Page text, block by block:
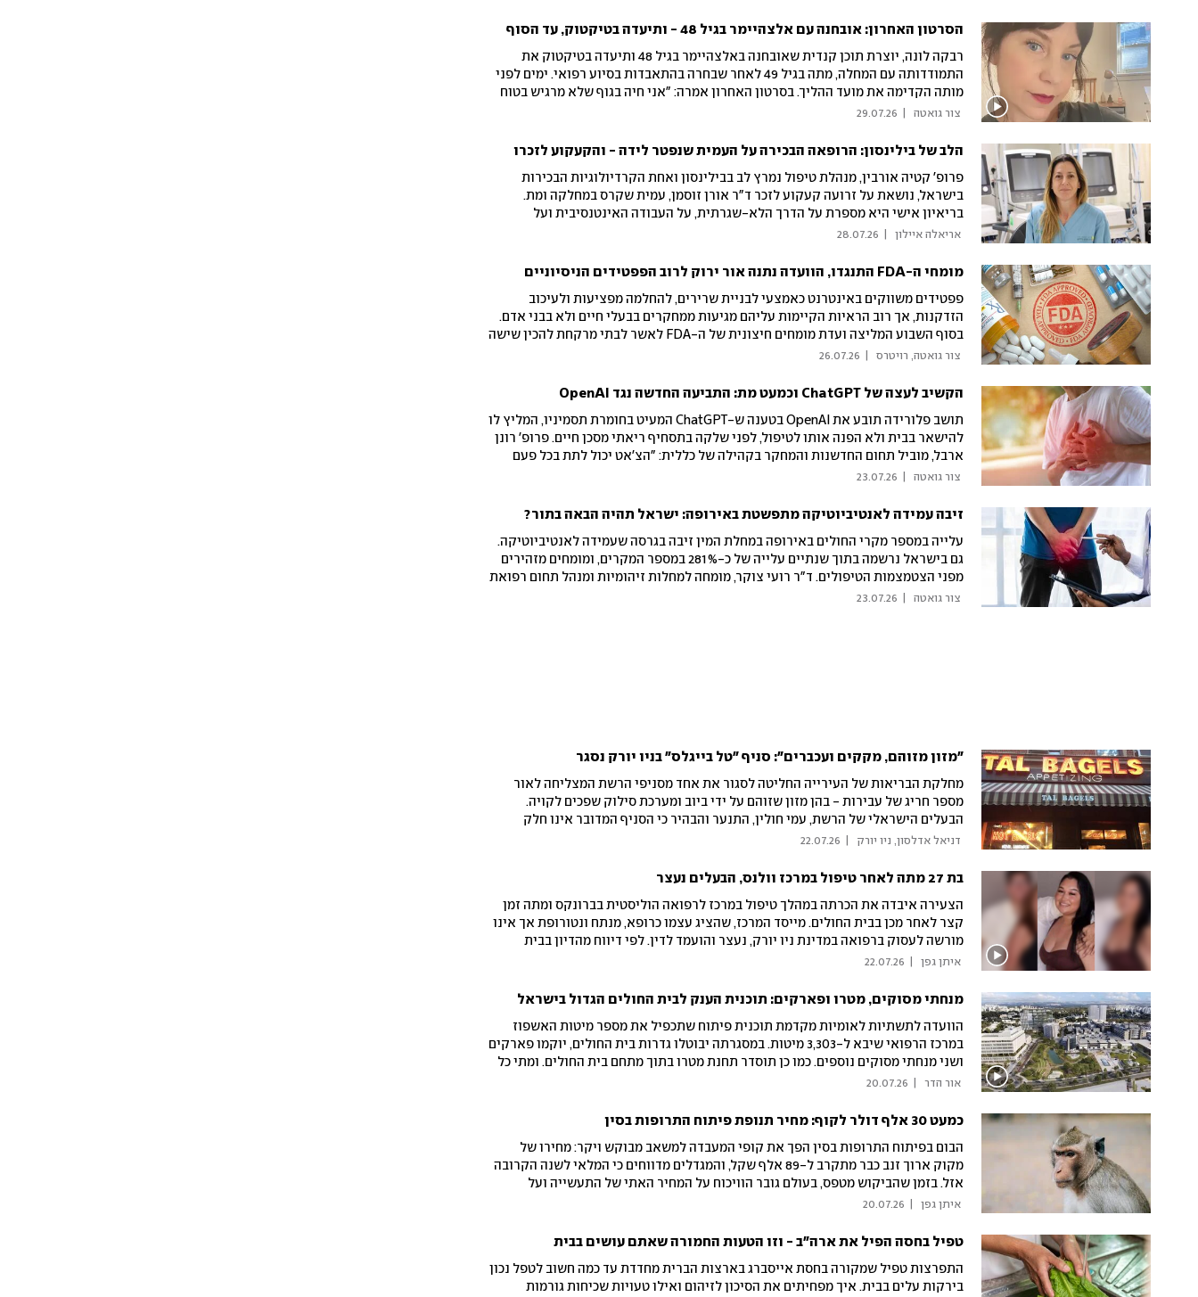
הסרטון האחרון: אובחנה עם אלצהיימר בגיל 48 - ותיעדה בטיקטוק, עד הסוף
רבקה לונה, יוצרת תוכן קנדית שאובחנה באלצהיימר בגיל 48 ותיעדה בטיקטוק את
התמודדותה עם המחלה, מתה בגיל 49 לאחר שבחרה בהתאבדות בסיוע רפואי. ימים לפני
מותה הקדימה את מועד ההליך. בסרטון האחרון אמרה: "אני חיה בגוף שלא מרגיש בטוח
או טוב בשום צורה. המחשבה שאצטרך לחכות עוד שבועיים קשה מדי"
צור גואטה 29.07.26
הלב של בילינסון: הרופאה הבכירה על העמית שנפטר לידה - והקעקוע לזכרו
פרופ' קטיה אורבין, מנהלת טיפול נמרץ לב בבילינסון ואחת הקרדיולוגיות הבכירות
בישראל, נושאת על זרועה קעקוע לזכר ד"ר אורן זוסמן, עמית שקרס במחלקה ומת.
בריאיון אישי היא מספרת על הדרך הלא-שגרתית, על העבודה האינטנסיבית ועל
ההתלבטות אם להישאר בישראל: "השאיפה לאיכות חיים כל כך נחרצת"
אריאלה איילון 28.07.26
מומחי ה-FDA התנגדו, הוועדה נתנה אור ירוק לרוב הפפטידים הניסיוניים
פפטידים משווקים באינטרנט כאמצעי לבניית שרירים, להחלמה מפציעות ולעיכוב
הזדקנות, אך רוב הראיות הקיימות עליהם מגיעות ממחקרים בבעלי חיים ולא בבני אדם.
בסוף השבוע המליצה ועדת מומחים חיצונית של ה-FDA לאשר לבתי מרקחת להכין שישה
מהם עבור מטופלים בעלי מרשם, בניגוד לעמדת מדעני הסוכנות עצמה. ההחלטה הסופית
צור גואטה, רויטרס 26.07.26
הקשיב לעצה של ChatGPT וכמעט מת: התביעה החדשה נגד OpenAI
תושב פלורידה תובע את OpenAI בטענה ש-ChatGPT המעיט בחומרת תסמיניו, המליץ לו
להישאר בבית ולא הפנה אותו לטיפול, לפני שלקה בתסחיף ריאתי מסכן חיים. פרופ' רונן
ארבל, מוביל תחום החדשנות והמחקר בקהילה של כללית: "הצ'אט יכול לתת בכל פעם
תשובה אחרת, משום שכך המודל עובד. הוא עלול לטעות ולהטעות"
צור גואטה 23.07.26
זיבה עמידה לאנטיביוטיקה מתפשטת באירופה: ישראל תהיה הבאה בתור?
עלייה במספר מקרי החולים באירופה במחלת המין זיבה בגרסה שעמידה לאנטיביוטיקה.
גם בישראל נרשמה בתוך שנתיים עלייה של כ-281% במספר המקרים, ומומחים מזהירים
מפני הצטמצמות הטיפולים. ד"ר רועי צוקר, מומחה למחלות זיהומיות ומנהל תחום רפואת
להט"ב באיכילוב: "לאור המגמות בעולם, נראה שזה רק עניין של זמן עד שנראה עמידות
צור גואטה 23.07.26
"מזון מזוהם, מקקים ועכברים": סניף "טל בייגלס" בניו יורק נסגר
מחלקת הבריאות של העירייה החליטה לסגור את אחד מסניפי הרשת המצליחה לאור
מספר חריג של עבירות - בהן מזון שזוהם על ידי ביוב ומערכת סילוק שפכים לקויה.
הבעלים הישראלי של הרשת, עמי חולין, התנער והבהיר כי הסניף המדובר אינו חלק
דניאל אדלסון, ניו יורק 22.07.26
בת 27 מתה לאחר טיפול במרכז וולנס, הבעלים נעצר
הצעירה איבדה את הכרתה במהלך טיפול במרכז לרפואה הוליסטית בברונקס ומתה זמן
קצר לאחר מכן בבית החולים. מייסד המרכז, שהציג עצמו כרופא, מנתח ונטורופת אך אינו
מורשה לעסוק ברפואה במדינת ניו יורק, נעצר והועמד לדין. לפי דיווח מהדיון בבית
איתן גפן 22.07.26
מנחתי מסוקים, מטרו ופארקים: תוכנית הענק לבית החולים הגדול בישראל
הוועדה לתשתיות לאומיות מקדמת תוכנית פיתוח שתכפיל את מספר מיטות האשפוז
במרכז הרפואי שיבא ל-3,303 מיטות. במסגרתה יבוטלו גדרות בית החולים, יוקמו פארקים
ושני מנחתי מסוקים נוספים. כמו כן תוסדר תחנת מטרו בתוך מתחם בית החולים. ומתי כל
זה יקרה?
אור הדר 20.07.26
כמעט 30 אלף דולר לקוף: מחיר תנופת פיתוח התרופות בסין
הבום בפיתוח התרופות בסין הפך את קופי המעבדה למשאב מבוקש ויקר: מחירו של
מקוק ארוך זנב כבר מתקרב ל-89 אלף שקל, והמגדלים מדווחים כי המלאי לשנה הקרובה
אזל. בזמן שהביקוש מטפס, בעולם גובר הוויכוח על המחיר האתי של התעשייה ועל
החלופות שעשויות לצמצם את הניסויים בבעלי חיים
איתן גפן 20.07.26
טפיל בחסה הפיל את ארה"ב - וזו הטעות החמורה שאתם עושים בבית
התפרצות טפיל שמקורה בחסת אייסברג בארצות הברית מחדדת עד כמה חשוב לטפל נכון
בירקות עלים בבית. איך מפחיתים את הסיכון לזיהום ואילו טעויות שכיחות גורמות